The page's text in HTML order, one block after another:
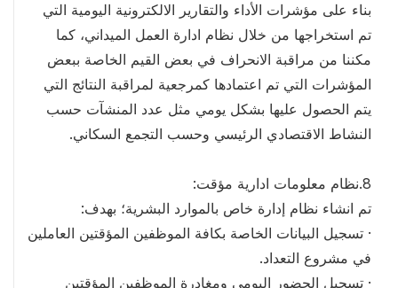
بناء على مؤشرات الأداء والتقارير الالكترونية اليومية التي
تم استخراجها من خلال نظام ادارة العمل الميداني، كما
مكننا من مراقبة الانحراف في بعض القيم الخاصة ببعض
المؤشرات التي تم اعتمادها كمرجعية لمراقبة النتائج التي
يتم الحصول عليها بشكل يومي مثل عدد المنشآت حسب
النشاط الاقتصادي الرئيسي وحسب التجمع السكاني.
8.نظام معلومات ادارية مؤقت:
تم انشاء نظام إدارة خاص بالموارد البشرية؛ بهدف:
· تسجيل البيانات الخاصة بكافة الموظفين المؤقتين العاملين
في مشروع التعداد.
· تسجيل الحضور اليومي ومغادرة الموظفين المؤقتين